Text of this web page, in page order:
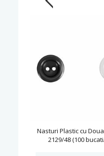
Nasturi Plastic cu
2129/48 (100